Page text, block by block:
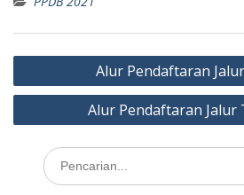
Post
navigation
Alur Pendaftaran
Alur Pendaftaran Jalur
Search
for: